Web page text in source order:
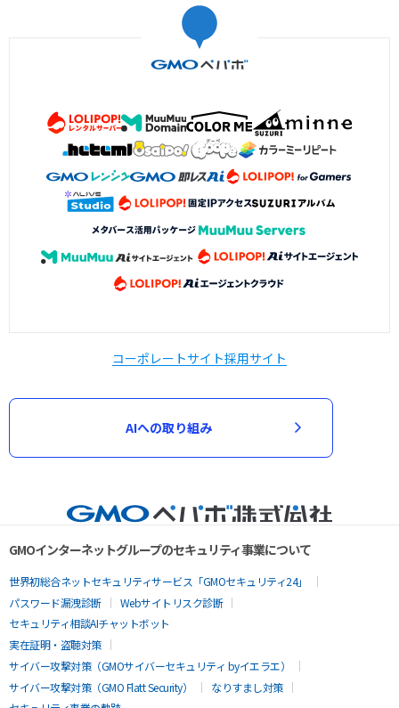
コーポレートサイト採用サイト
AIへの取り組み
GMOインターネットグループのセキュリティ事業について
世界初総合ネットセキュリティサービス「GMOセキュリティ24」
パスワード漏洩診断
Webサイトリスク診断
セキュリティ相談AIチャットボット
実在証明・盗聴対策
サイバー攻撃対策（GMOサイバーセキュリティ byイエラエ）
サイバー攻撃対策（GMO Flatt Security）
なりすまし対策